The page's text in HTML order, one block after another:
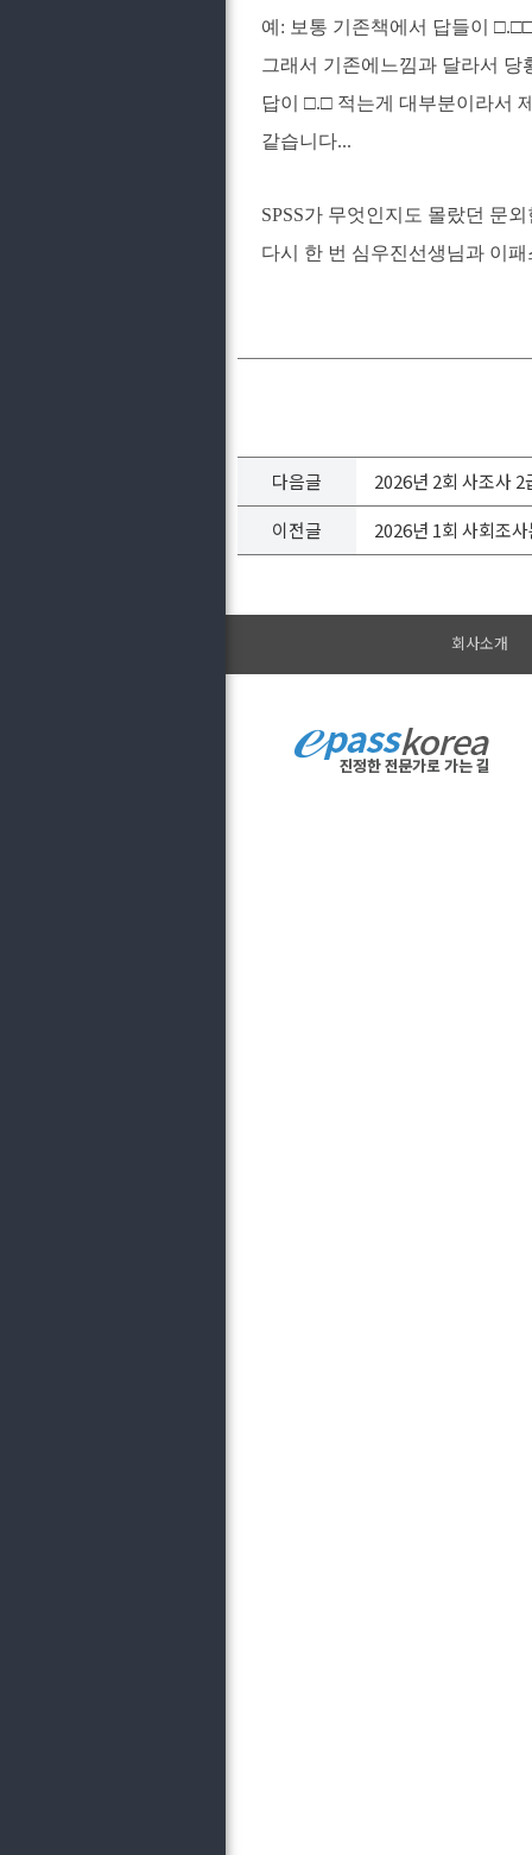
예: 보통 기존책에서 답들이
그래서 기존에느낌과 달라서 당
답이 □.□ 적는게 대부분이라서
같습니다...
SPSS가 무엇인지도 몰랐던 문
다시 한 번 심우진선생님과 이
다음글
2026년 2회 사조사 2
이전글
2026년 1회 사회조
회사소개